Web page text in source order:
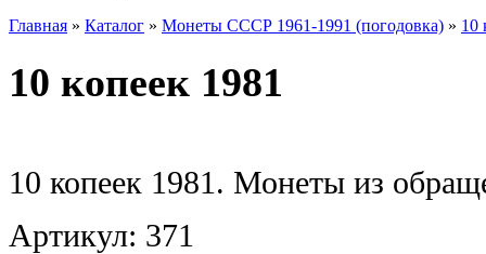
Главная » Каталог » Монеты СССР 1961-1991 (погодовка) » 10
10 копеек 1981
10 копеек 1981. Монеты из
Артикул: 371